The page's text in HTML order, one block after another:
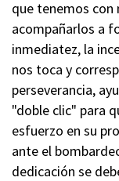
que tenemos con
acompañarlos a
inmediatez, la
nos toca y
perseverancia,
"doble clic" para
esfuerzo en su
ante el
dedicación se